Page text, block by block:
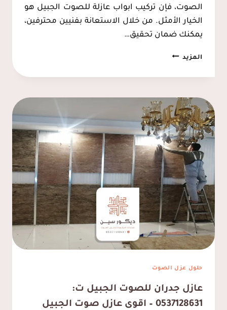
الصوت، فإن تركيب ابواب عازلة للصوت الجبيل هو
الخيار الأمثل. من خلال الاستعانة بفنيين محترفين،
يمكنك ضمان تحقيق…
المزيدتركيب
للصوت
الجبيل
ت:
0537128631
–
عازل
للباب
من
الصوت
الجبيل
حلول عزل الصوت
عازل جدران للصوت الجبيل ت:
0537128631 – اقوى عازل صوت الجبيل